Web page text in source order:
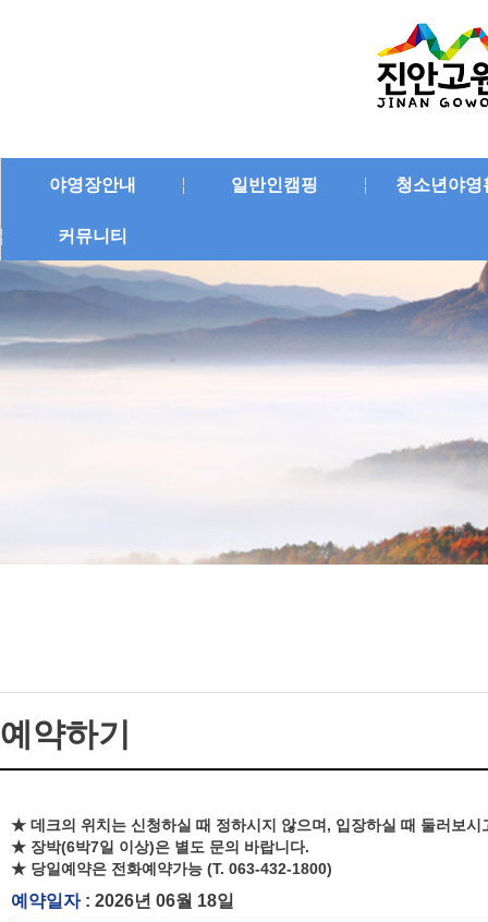
야영장안내 일반인캠핑 청소년야영
커뮤니티
예약하기
★ 데크의 위치는 신청하실 때 정하시지 않으며, 입장하실 때 둘러보시
★ 장박(6박7일 이상)은 별도 문의 바랍니다.
★ 당일예약은 전화예약가능 (T. 063-432-1800)
예약일자: 2026년 06월 18일